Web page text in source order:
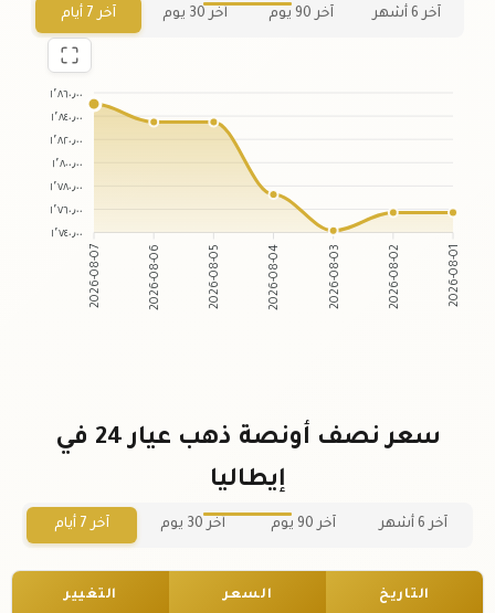
آخر 6 أشهر آخر 90 يوم آخر 30 يوم آخر 7 أيام
١٬٨٦٠٫٠٠
١٬٨٤٠٫٠٠
١٬٨٢٠٫٠٠
١٬٨٠٠٫٠٠
١٬٧٨٠٫٠٠
١٬٧٦٠٫٠٠
١٬٧٤٠٫٠٠
2026-08-07 2026-08-06 2026-08-05 2026-08-04 2026-08-03 2026-08-02 2026-08-01
سعر نصف أونصة ذهب عيار 24 في
إيطاليا
آخر 6 أشهر آخر 90 يوم آخر 30 يوم آخر 7 أيام
التاريخ السعر التغيير